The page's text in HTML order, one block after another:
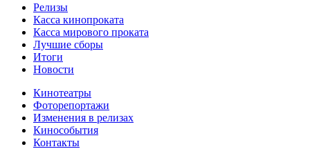
Релизы
Касса кинопроката
Касса мирового проката
Лучшие сборы
Итоги
Новости
Кинотеатры
Фоторепортажи
Изменения в релизах
Кинособытия
Контакты